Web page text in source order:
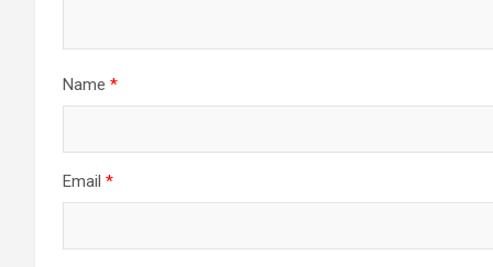
Name *
Email *